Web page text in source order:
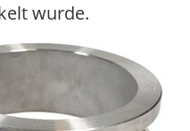
wurde.